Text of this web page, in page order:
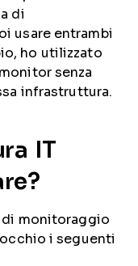
di
usare entrambi
ho utilizzato
senza
infrastruttura.
IT
di monitoraggio
i seguenti